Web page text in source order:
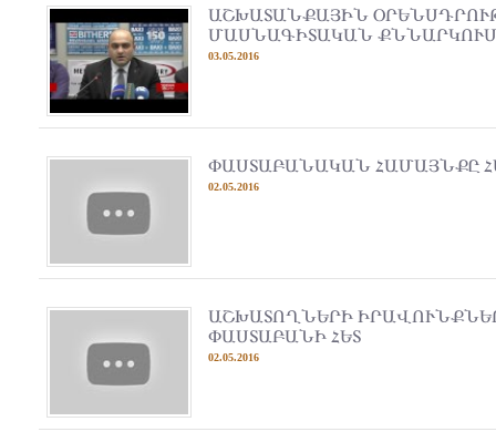
ԱՇԽԱՏԱՆՔԱՅԻՆ
ՄԱՍՆԱԳԻՏԱԿԱՆ
03.05.2016
ՓԱՍՏԱԲԱՆԱԿԱՆ ՀԱՄԱՅՆՔԸ
02.05.2016
ԱՇԽԱՏՈՂՆԵՐԻ
ՓԱՍՏԱԲԱՆԻ ՀԵՏ
02.05.2016